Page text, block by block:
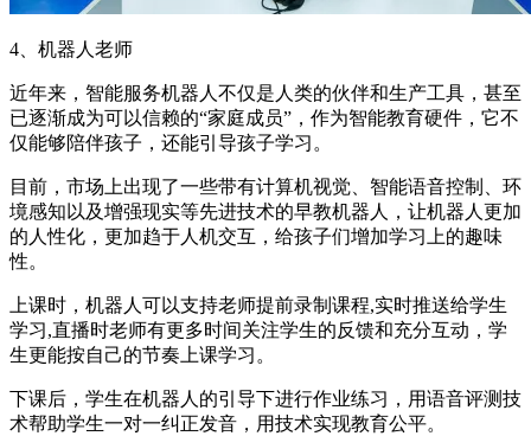
4、机器人老师
近年来，智能服务机器人不仅是人类的伙伴和生产工具，甚至
已逐渐成为可以信赖的“家庭成员”，作为智能教育硬件，它不
仅能够陪伴孩子，还能引导孩子学习。
目前，市场上出现了一些带有计算机视觉、智能语音控制、环
境感知以及增强现实等先进技术的早教机器人，让机器人更加
的人性化，更加趋于人机交互，给孩子们增加学习上的趣味
性。
上课时，机器人可以支持老师提前录制课程,实时推送给学生
学习,直播时老师有更多时间关注学生的反馈和充分互动，学
生更能按自己的节奏上课学习。
下课后，学生在机器人的引导下进行作业练习，用语音评测技
术帮助学生一对一纠正发音，用技术实现教育公平。